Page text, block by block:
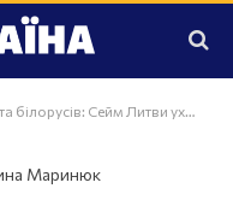
Сейм Литви ухвалив резолюцію
Маринюк